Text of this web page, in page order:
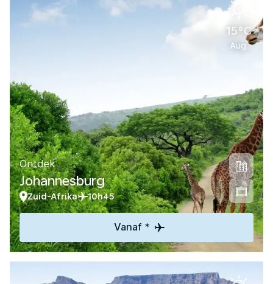
15°C
Aug.
Ontdek
Johannesburg
Zuid-Afrika 10h45
Vanaf *